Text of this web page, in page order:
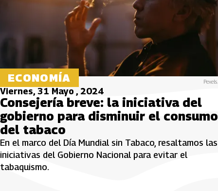
ECONOMÍA Pexels.
Viernes, 31 Mayo , 2024
Consejería breve: la iniciativa del
gobierno para disminuir el consumo
del tabaco
En el marco del Día Mundial sin Tabaco, resaltamos las
iniciativas del Gobierno Nacional para evitar el
tabaquismo.